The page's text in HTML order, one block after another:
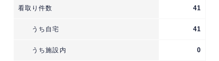
看取り件数 41
うち自宅 41
うち施設内 0